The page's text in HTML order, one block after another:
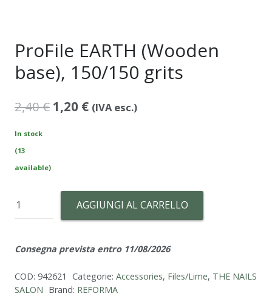
ProFile EARTH (Wooden
base), 150/150 grits
2,40€ Il
1,20 €Il(IVA esc.)
In stock
(13
available)
ProFile
EARTH
base),
grits
AGGIUNGI AL CARRELLO
Consegna prevista entro 11/08/2026
COD: 942621 Categorie: Accessories, Files/Lime, THE NAILS
SALON Brand: REFORMA